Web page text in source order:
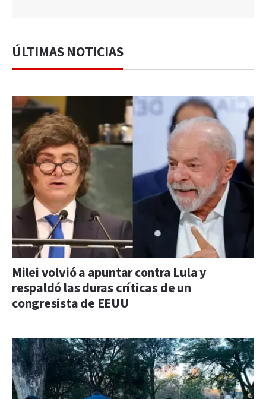
ÚLTIMAS NOTICIAS
Milei volvió a apuntar contra Lula y
respaldó las duras críticas de un
congresista de EEUU